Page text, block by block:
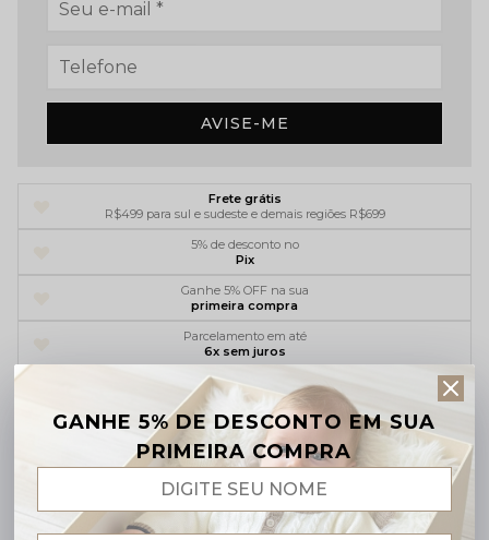
AVISE-ME
Frete grátis
R$499 para sul e sudeste e demais regiões R$699
5% de desconto no
Pix
Ganhe 5% OFF na sua
primeira compra
Parcelamento em até
6x sem juros
Descrição completa
Código identificador (SKU):SMOT0053
Saída de Maternidade em Tricô Baby Amorefoi
pensada para os primeiros dias de vida do bebê unindo
GANHE 5% DE DESCONTO EM SUA
PRIMEIRA COMPRA